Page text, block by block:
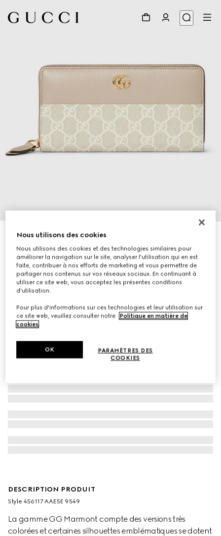
Portefeuille zippé bicolore GG Marmont
€ 530
DéclinaisonsGG Supreme beige et blanc
DESCRIPTION PRODUIT
Style ‎456117 AAE5E 9549
La gamme GG Marmont compte des versions très
colorées et certaines silhouettes emblématiques se dotent
Nous utilisons des cookies
Nous utilisons des cookies et des technologies similaires pour
améliorer la navigation sur le site, analyser l'utilisation qui en est
faite, contribuer à nos efforts de marketing et vous permettre de
partager nos contenus sur vos réseaux sociaux. En continuant à
utiliser ce site web, vous acceptez les présentes conditions
d'utilisation.
Pour plus d'informations sur ces technologies et leur utilisation sur
ce site web, veuillez consulter notre
Politique en matière de
cookies.
PARAMÈTRES DES
COOKIES
OK